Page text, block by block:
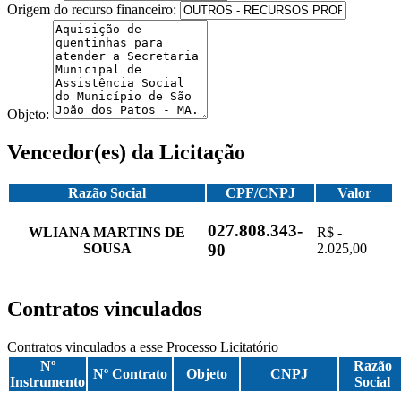
Origem do recurso financeiro:
Objeto:
Vencedor(es) da Licitação
Razão Social CPF/CNPJ Valor
WLIANA MARTINS DE
SOUSA
027.808.343-
90
R$ -
2.025,00
Contratos vinculados
Contratos vinculados a esse Processo Licitatório
Nº
Instrumento
Nº Contrato Objeto CNPJ
Razão
Social